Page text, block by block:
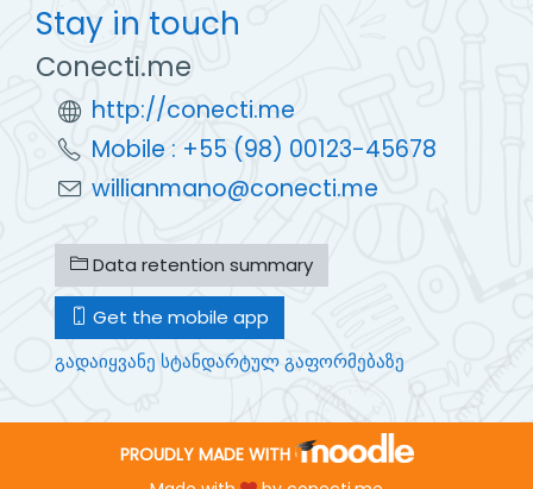
Stay in touch
Conecti.me
http://conecti.me
Mobile : +55 (98) 00123-45678
willianmano@conecti.me
Data retention summary
Get the mobile app
გადაიყვანე სტანდარტულ გაფორმებაზე
PROUDLY MADE WITH